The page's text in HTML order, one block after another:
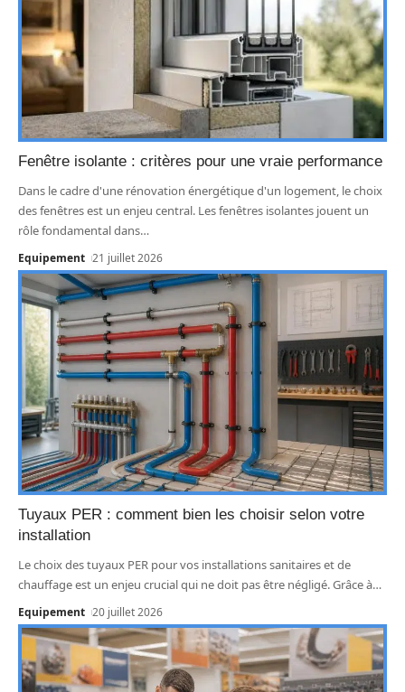
Fenêtre isolante : critères pour une vraie performance
Dans le cadre d'une rénovation énergétique d'un logement, le choix
des fenêtres est un enjeu central. Les fenêtres isolantes jouent un
rôle fondamental dans…
Equipement 21 juillet 2026
Tuyaux PER : comment bien les choisir selon votre
installation
Le choix des tuyaux PER pour vos installations sanitaires et de
chauffage est un enjeu crucial qui ne doit pas être négligé. Grâce à…
Equipement 20 juillet 2026